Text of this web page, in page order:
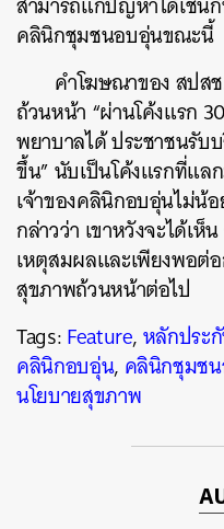
คลินิกชุมชนอบอุ่นขณะนี้
คำโฆษณาของ สปส
ถ้วนหน้า “ผ่านโค้งแรก
พยาบาลได้ ประชาชนรับ
ขึ้น” นับเป็นโค้งแรกที่แล
เจ้าของคลินิกอบอุ่นไม่น้
กล่าวว่า เขาหวังจะได้เ
เหตุสมผลและเพียงพอต่
สุขภาพถ้วนหน้าต่อไป
Tags:Feature,หลักประ
คลินิกอบอุ่น, คลินิกชุมช
นโยบายสุขภาพ